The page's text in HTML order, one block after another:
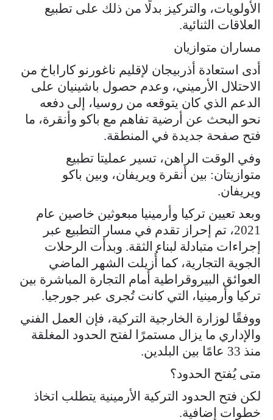
الأولويات، والتركيز بدلًا من ذلك على تطبيع
العلاقات الثنائية.
مساران متوازيان
أدى استعادة أذربيجان لإقليم ناغورنو كاراباخ من
الاحتلال الأرميني، وعدم حصول باشينيان على
الدعم الذي كان يتوقعه من روسيا، إلى دفعه
نحو البحث عن أرضية تفاهم مع باكو وأنقرة، ما
فتح صفحة جديدة في المنطقة.
وفي الوقت الراهن، تسير عمليتا تطبيع
متوازيتان: بين أنقرة ويريفان، وبين باكو
ويريفان.
وبعد تعيين تركيا وأرمينيا مبعوثين خاصين عام
2021، تم إحراز تقدم في مسار التطبيع عبر
إجراءات متبادلة لبناء الثقة. وبدأت الرحلات
الجوية التجارية، كما أُزيلت الشهر الماضي
العوائق البيروقراطية أمام التجارة المباشرة بين
تركيا وأرمينيا، التي كانت تُجرى عبر جورجيا.
ووفقًا لوزارة الخارجية التركية، فإن العمل الفني
والإداري ما يزال مستمرًا لفتح الحدود المغلقة
منذ 33 عامًا بين البلدين.
متى يُفتح الحدود؟
لكن فتح الحدود التركية الأرمينية يتطلب اتخاذ
خطوات إضافية.